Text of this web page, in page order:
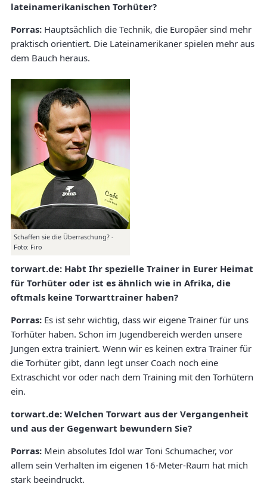
lateinamerikanischen Torhüter?
Porras: Hauptsächlich die Technik, die Europäer sind mehr
praktisch orientiert. Die Lateinamerikaner spielen mehr aus
dem Bauch heraus.
Schaffen sie die Überraschung? -
Foto: Firo
torwart.de: Habt Ihr spezielle Trainer in Eurer Heimat
für Torhüter oder ist es ähnlich wie in Afrika, die
oftmals keine Torwarttrainer haben?
Porras: Es ist sehr wichtig, dass wir eigene Trainer für uns
Torhüter haben. Schon im Jugendbereich werden unsere
Jungen extra trainiert. Wenn wir es keinen extra Trainer für
die Torhüter gibt, dann legt unser Coach noch eine
Extraschicht vor oder nach dem Training mit den Torhütern
ein.
torwart.de: Welchen Torwart aus der Vergangenheit
und aus der Gegenwart bewundern Sie?
Porras: Mein absolutes Idol war Toni Schumacher, vor
allem sein Verhalten im eigenen 16-Meter-Raum hat mich
stark beeindruckt.